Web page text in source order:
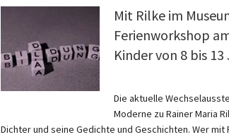
Mit Rilke im
Ferienworkshop
Kinder von 8 bis 13
Die aktuelle
Moderne zu Rainer Maria
Dichter und seine Gedichte und Geschichten. Wer